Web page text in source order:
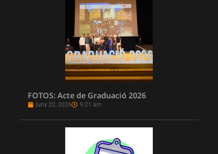
FOTOS: Acte de Graduació 2026
juny 22, 2026 9:21 am